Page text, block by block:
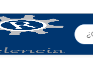
(ONAPI)